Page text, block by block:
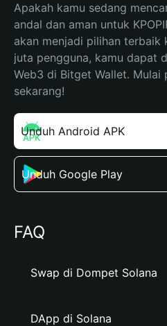
Apakah kamu sedang
andal dan aman untuk
akan menjadi pilihan terbaik
juta pengguna, kamu dapat
Web3 di Bitget Wallet. Mulai
sekarang!
Unduh Android APK
Unduh Google Play
FAQ
Swap di Dompet Solana
DApp di Solana